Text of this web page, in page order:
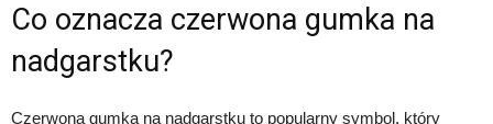
Co oznacza czerwona gumka na
nadgarstku?
Czerwona gumka na nadgarstku to popularny symbol, który